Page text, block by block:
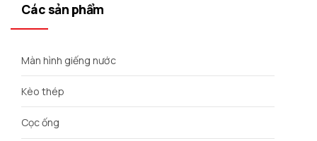
Các sản phẩm
Màn hình giếng nước
Kèo thép
Cọc ống